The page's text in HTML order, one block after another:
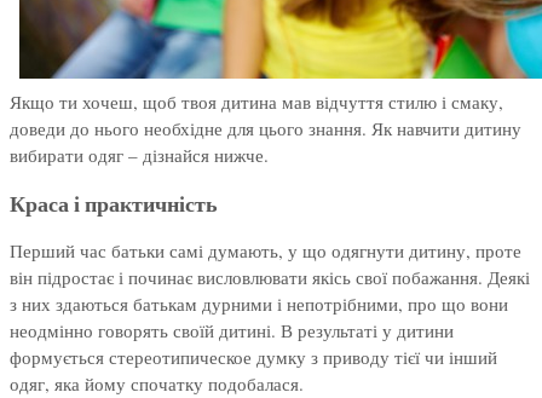
Якщо ти хочеш, щоб твоя дитина мав відчуття стилю і смаку,
доведи до нього необхідне для цього знання. Як навчити дитину
вибирати одяг – дізнайся нижче.
Краса і практичність
Перший час батьки самі думають, у що одягнути дитину, проте
він підростає і починає висловлювати якісь свої побажання. Деякі
з них здаються батькам дурними і непотрібними, про що вони
неодмінно говорять своїй дитині. В результаті у дитини
формується стереотипическое думку з приводу тієї чи інший
одяг, яка йому спочатку подобалася.